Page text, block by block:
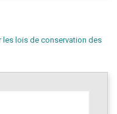
les lois de conservation des